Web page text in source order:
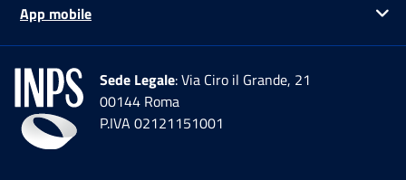
App mobile
Sede Legale: Via Ciro il Grande, 21
00144 Roma
P.IVA 02121151001